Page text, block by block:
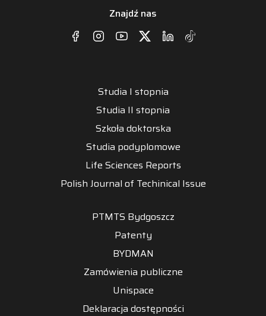
Znajdź nas
Studia I stopnia
Studia II stopnia
Szkoła doktorska
Studia podyplomowe
Life Sciences Reports
Polish Journal of Techinical Issue
PTMTS Bydgoszcz
Patenty
BYDMAN
Zamówienia publiczne
Unispace
Deklaracja dostępności